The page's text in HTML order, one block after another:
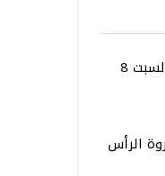
توقعـات الأبراج اليوم السبت 8
الرأس